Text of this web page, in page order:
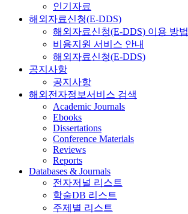
인기자료
해외자료신청(E-DDS)
해외자료신청(E-DDS) 이용 방법
비용지원 서비스 안내
해외자료신청(E-DDS)
공지사항
공지사항
해외전자정보서비스 검색
Academic Journals
Ebooks
Dissertations
Conference Materials
Reviews
Reports
Databases & Journals
전자저널 리스트
학술DB 리스트
주제별 리스트